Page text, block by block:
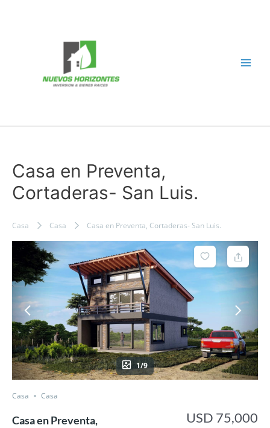
Casa en Preventa,
Cortaderas- San Luis.
Casa Casa Casa en Preventa, Cortaderas- San Luis.
1/9
Casa Casa
Casa en Preventa,
USD 75,000